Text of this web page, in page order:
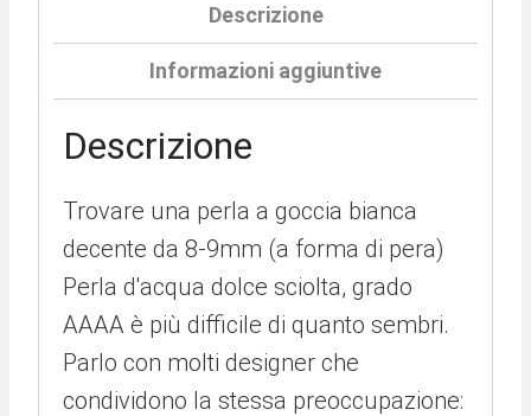
Descrizione
Informazioni aggiuntive
Descrizione
Trovare una perla a goccia bianca
decente da 8-9mm (a forma di pera)
Perla d'acqua dolce sciolta, grado
AAAA è più difficile di quanto sembri.
Parlo con molti designer che
condividono la stessa preoccupazione: